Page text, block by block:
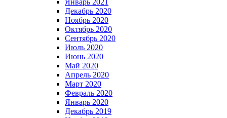
Январь 2021
Декабрь 2020
Ноябрь 2020
Октябрь 2020
Сентябрь 2020
Июль 2020
Июнь 2020
Май 2020
Апрель 2020
Март 2020
Февраль 2020
Январь 2020
Декабрь 2019